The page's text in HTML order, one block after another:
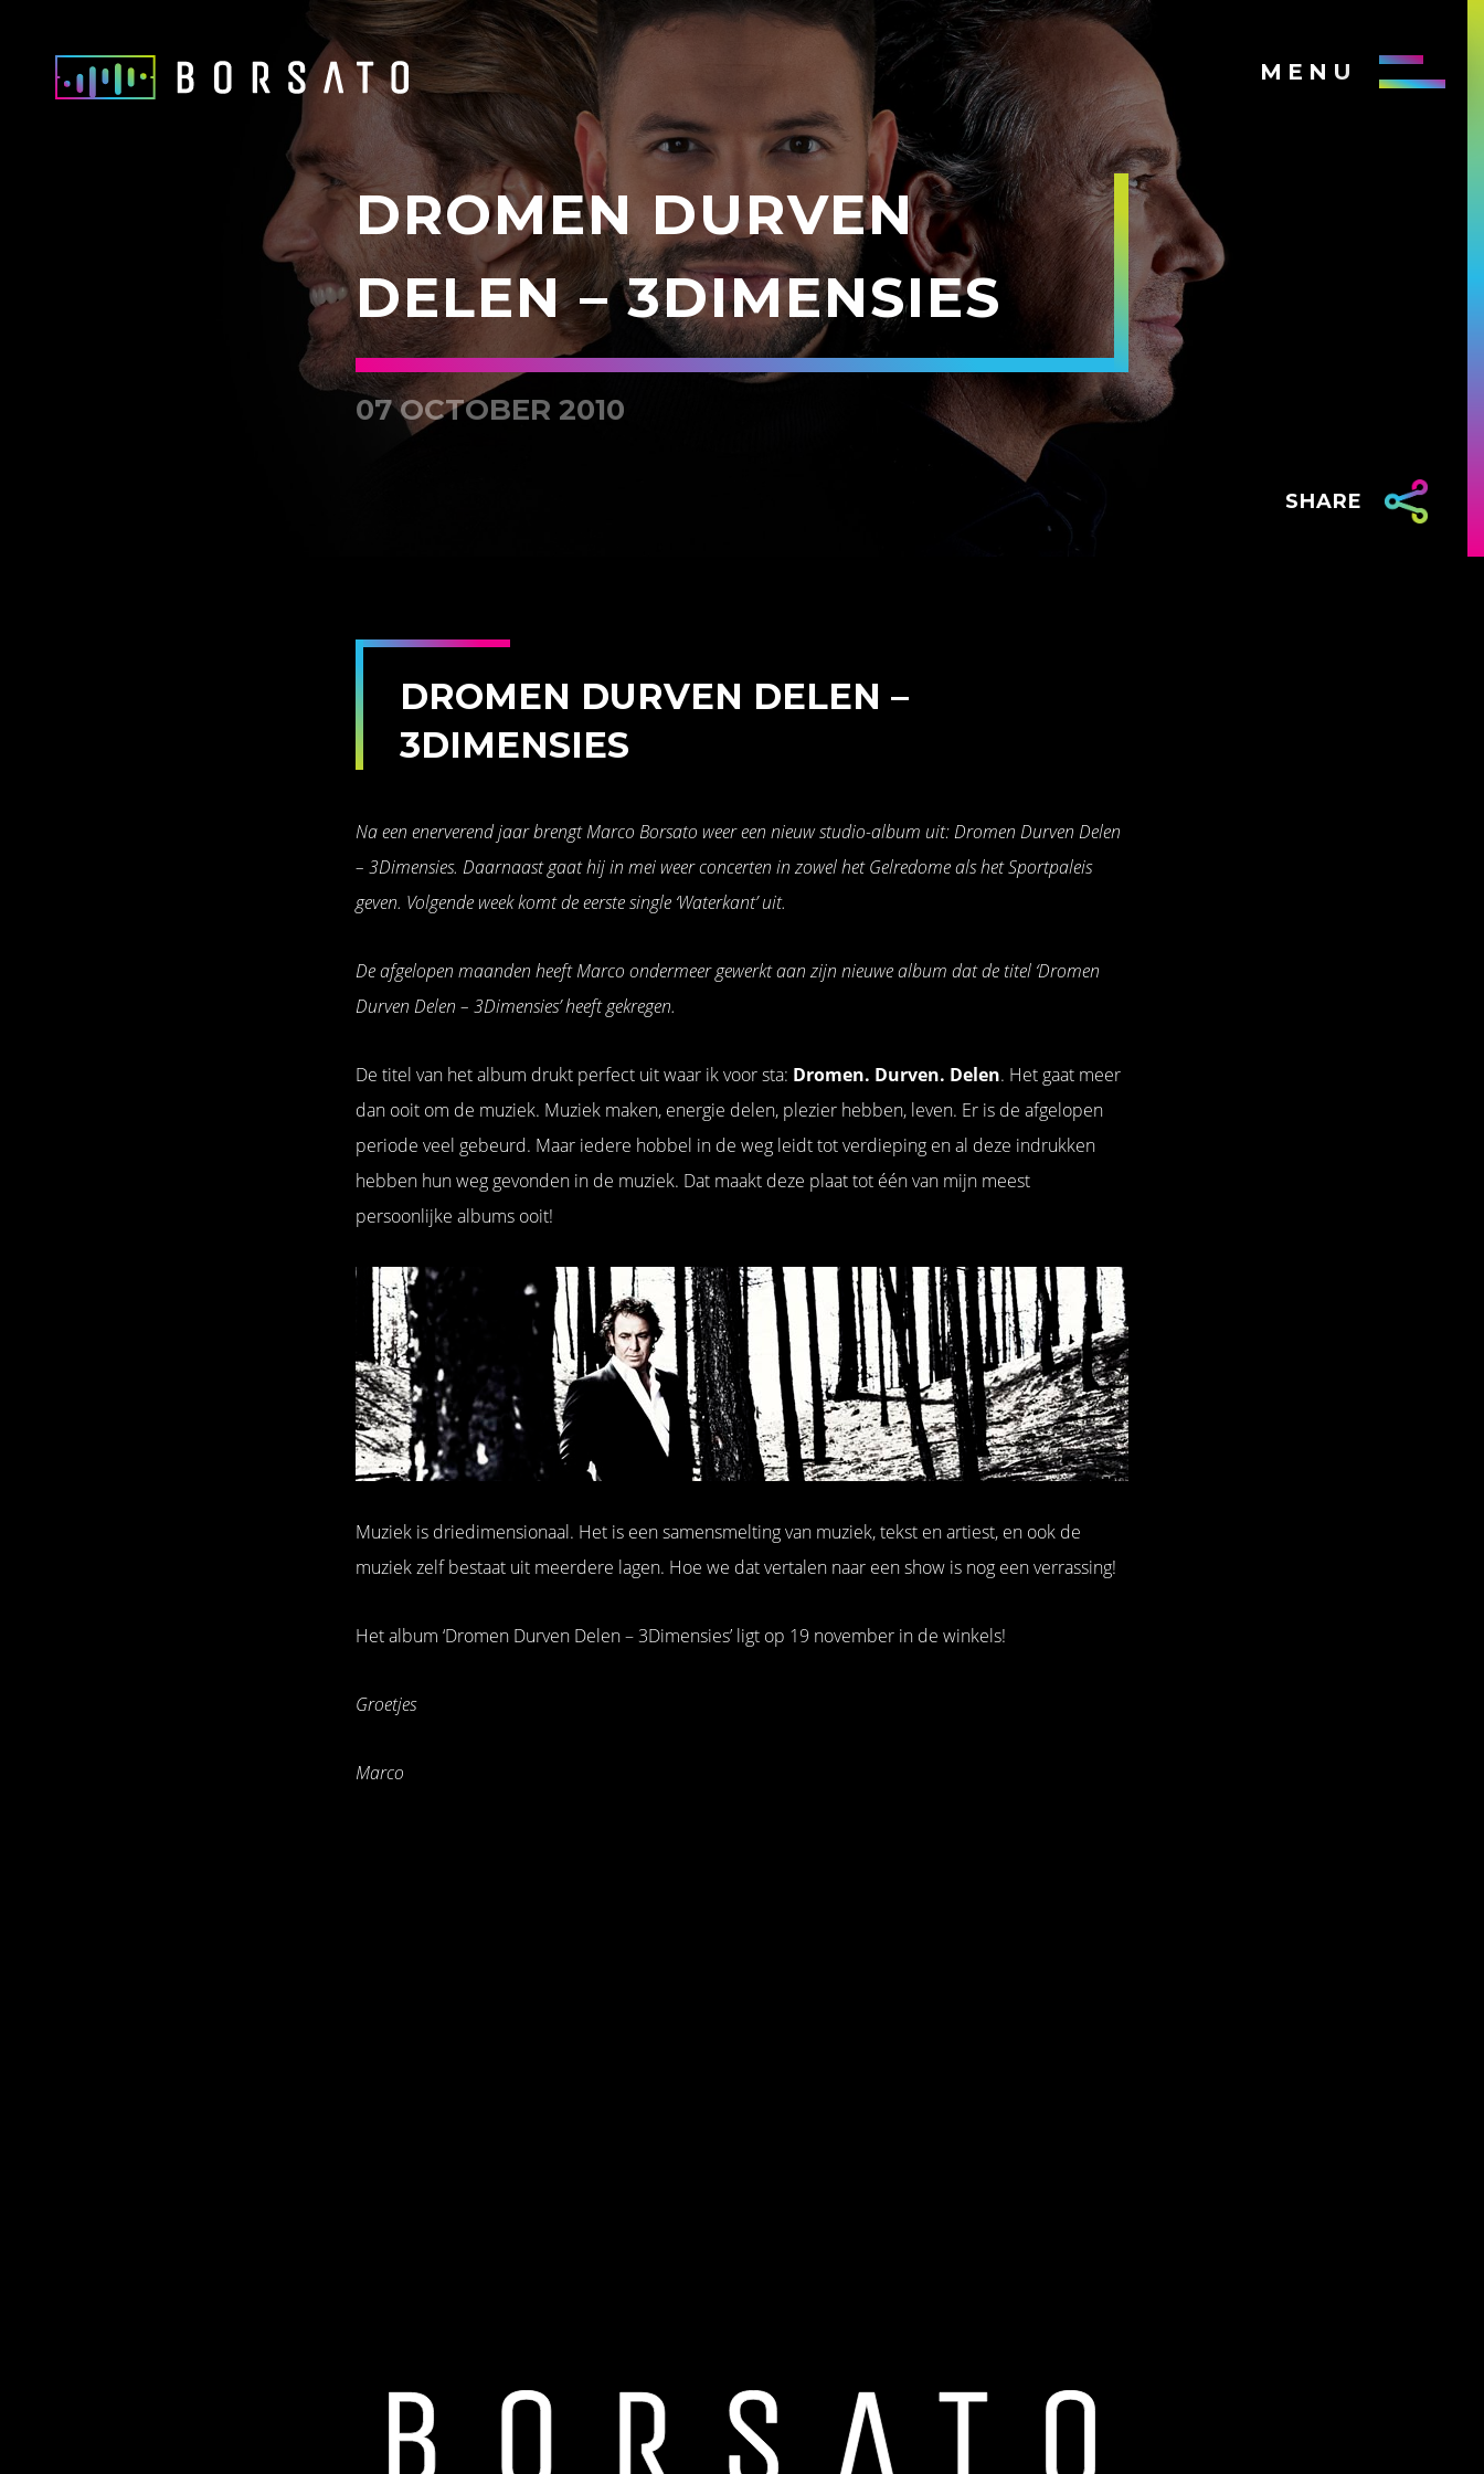
MENU
DROMEN DURVEN
DELEN – 3DIMENSIES
07 OCTOBER 2010
SHARE
DROMEN DURVEN DELEN –
3DIMENSIES
Na een enerverend jaar brengt Marco Borsato weer een nieuw studio-album uit: Dromen Durven Delen
– 3Dimensies. Daarnaast gaat hij in mei weer concerten in zowel het Gelredome als het Sportpaleis
geven. Volgende week komt de eerste single ‘Waterkant’ uit.
De afgelopen maanden heeft Marco ondermeer gewerkt aan zijn nieuwe album dat de titel ‘Dromen
Durven Delen – 3Dimensies’ heeft gekregen.
De titel van het album drukt perfect uit waar ik voor sta: Dromen. Durven. Delen. Het gaat meer
dan ooit om de muziek. Muziek maken, energie delen, plezier hebben, leven. Er is de afgelopen
periode veel gebeurd. Maar iedere hobbel in de weg leidt tot verdieping en al deze indrukken
hebben hun weg gevonden in de muziek. Dat maakt deze plaat tot één van mijn meest
persoonlijke albums ooit!
Muziek is driedimensionaal. Het is een samensmelting van muziek, tekst en artiest, en ook de
muziek zelf bestaat uit meerdere lagen. Hoe we dat vertalen naar een show is nog een verrassing!
Het album ‘Dromen Durven Delen – 3Dimensies’ ligt op 19 november in de winkels!
Groetjes
Marco